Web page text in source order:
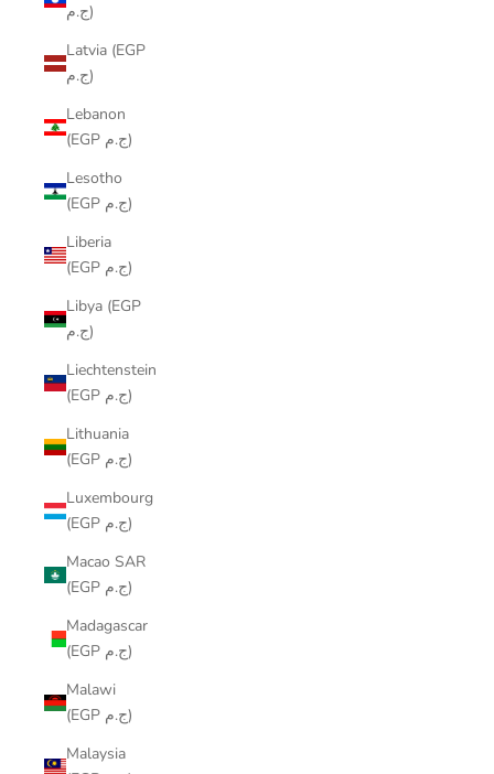
ج.م)
Latvia (EGP
ج.م)
Lebanon
(EGP ج.م)
Lesotho
(EGP ج.م)
Liberia
(EGP ج.م)
Libya (EGP
ج.م)
Liechtenstein
(EGP ج.م)
Lithuania
(EGP ج.م)
Luxembourg
(EGP ج.م)
Macao SAR
(EGP ج.م)
Madagascar
(EGP ج.م)
Malawi
(EGP ج.م)
Malaysia